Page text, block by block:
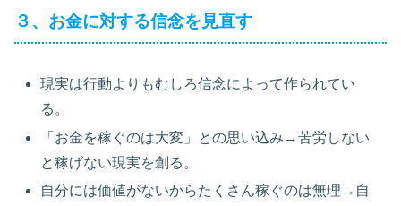
３、お金に対する信念を見直す
現実は行動よりもむしろ信念によって作られてい
る。
「お金を稼ぐのは大変」との思い込み→苦労しない
と稼げない現実を創る。
自分には価値がないからたくさん稼ぐのは無理→自